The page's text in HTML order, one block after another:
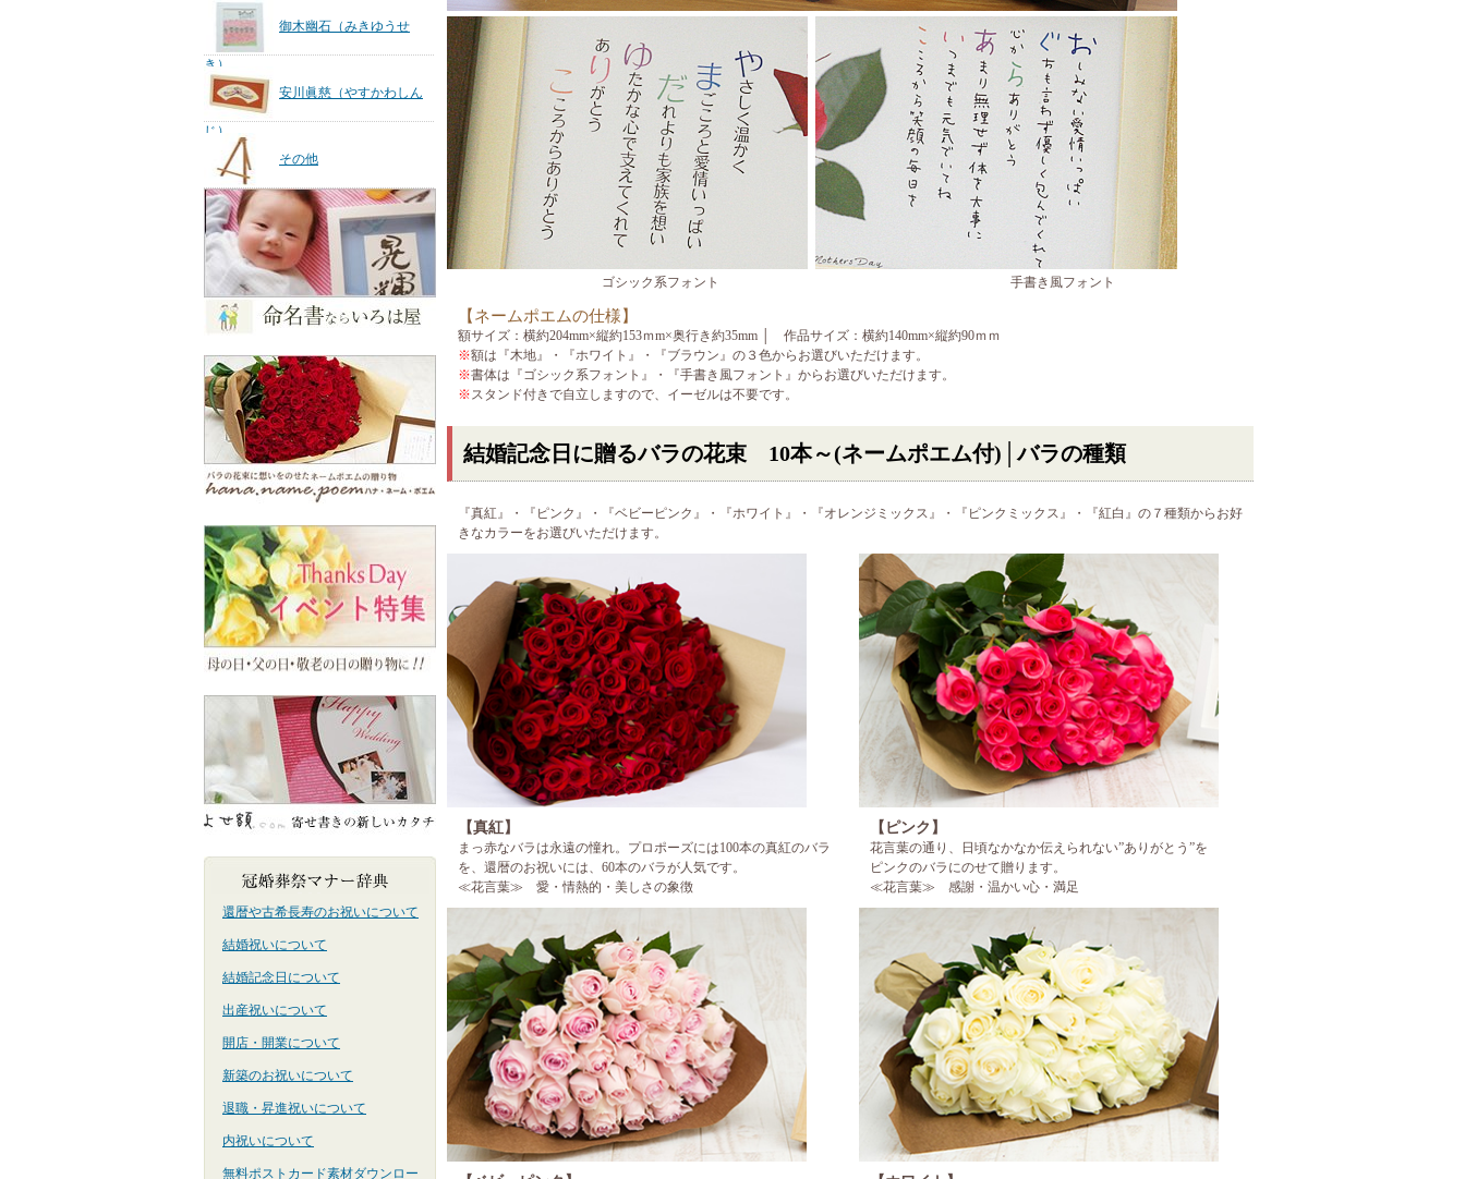
御木幽石（みきゆうせ
き）
安川眞慈（やすかわしん
じ）
その他
還暦や古希長寿のお祝いについて
結婚祝いについて
結婚記念日について
出産祝いについて
開店・開業について
新築のお祝いについて
退職・昇進祝いについて
内祝いについて
無料ポストカード素材ダウンロー
ゴシック系フォント 手書き風フォント
【ネームポエムの仕様】
額サイズ：横約204mm×縦約153ｍm×奥行き約35mm │ 作品サイズ：横約140mm×縦約90ｍｍ
※額は『木地』・『ホワイト』・『ブラウン』の３色からお選びいただけます。
※書体は『ゴシック系フォント』・『手書き風フォント』からお選びいただけます。
※スタンド付きで自立しますので、イーゼルは不要です。
結婚記念日に贈るバラの花束 10本～(ネームポエム付)│バラの種類
『真紅』・『ピンク』・『ベビーピンク』・『ホワイト』・『オレンジミックス』・『ピンクミックス』・『紅白』の７種類からお好
きなカラーをお選びいただけます。
【真紅】
まっ赤なバラは永遠の憧れ。プロポーズには100本の真紅のバラ
を、還暦のお祝いには、60本のバラが人気です。
≪花言葉≫
愛・情熱的・美しさの象徴
【ピンク】
花言葉の通り、日頃なかなか伝えられない”ありがとう”を
ピンクのバラにのせて贈ります。
≪花言葉≫
感謝・温かい心・満足